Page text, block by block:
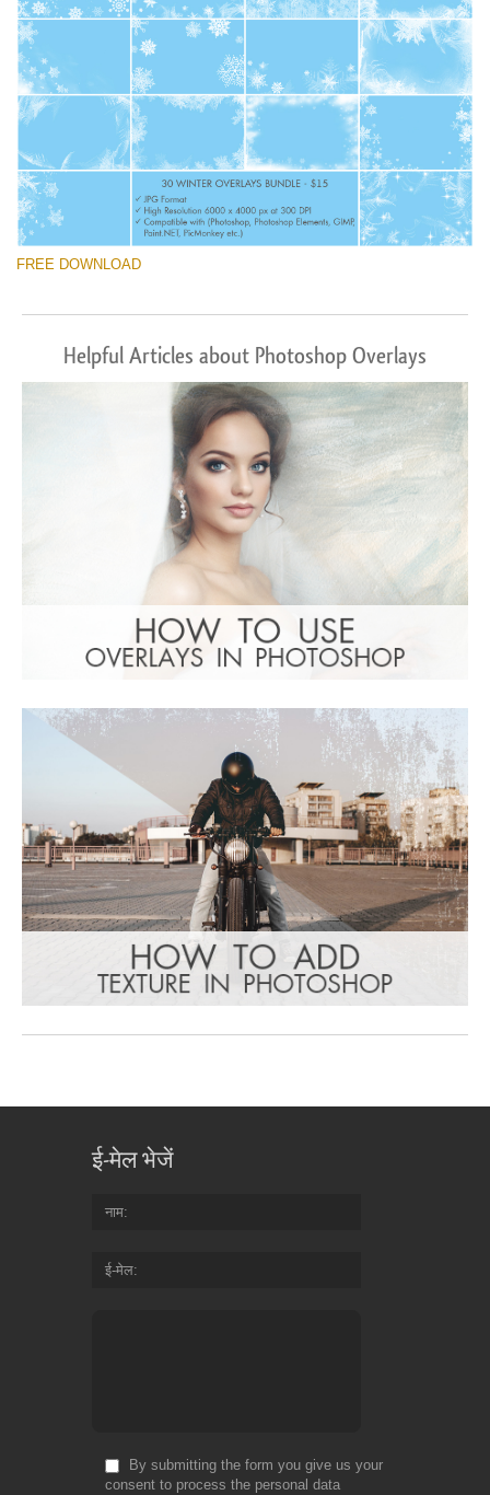
FREE DOWNLOAD
Helpful Articles about Photoshop Overlays
ई-मेल भेजें
नाम
ई-मेल
By submitting the form you give us your
consent to process the personal data